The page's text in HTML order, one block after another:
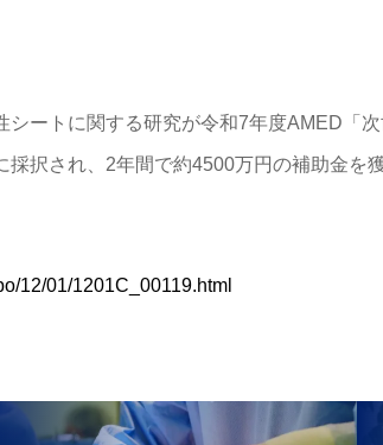
シートに関する研究が令和7年度AMED「
択され、2年間で約4500万円の補助金を
12/01/1201C_00119.html